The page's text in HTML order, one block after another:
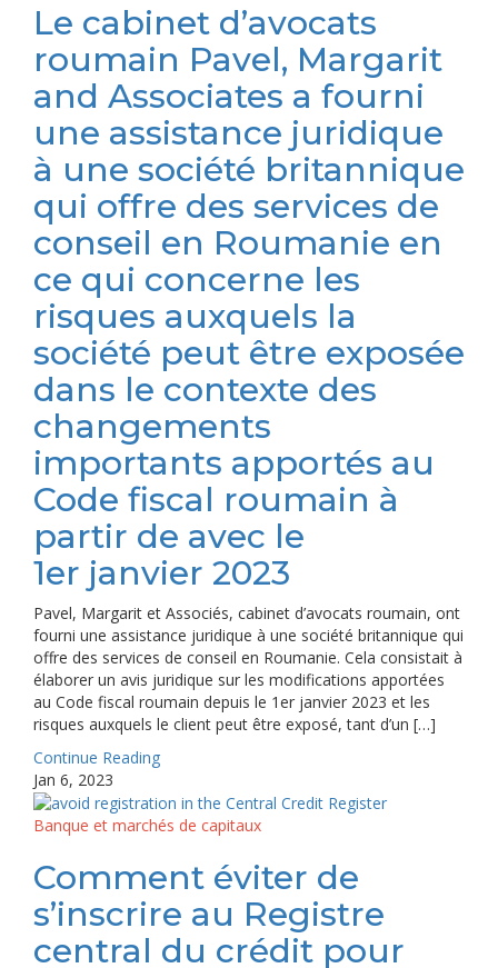
Le cabinet d’avocats
roumain Pavel, Margarit
and Associates a fourni
une assistance juridique
à une société britannique
qui offre des services de
conseil en Roumanie en
ce qui concerne les
risques auxquels la
société peut être exposée
dans le contexte des
changements
importants apportés au
Code fiscal roumain à
partir de avec le
1er janvier 2023
Pavel, Margarit et Associés, cabinet d’avocats roumain, ont
fourni une assistance juridique à une société britannique qui
offre des services de conseil en Roumanie. Cela consistait à
élaborer un avis juridique sur les modifications apportées
au Code fiscal roumain depuis le 1er janvier 2023 et les
risques auxquels le client peut être exposé, tant d’un […]
Continue Reading
Jan 6, 2023
Banque et marchés de capitaux
Comment éviter de
s’inscrire au Registre
central du crédit pour